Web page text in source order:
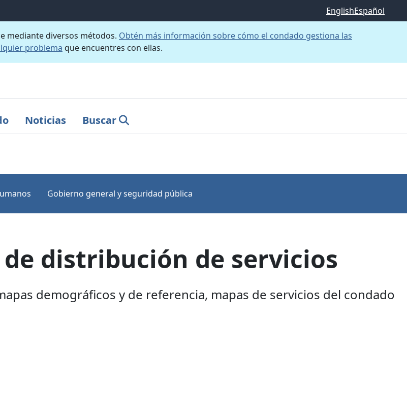
EnglishEspañol
mediante diversos métodos. Obtén más información sobre cómo el condado gestiona las
problema que encuentres con ellas.
Noticias Buscar
Gobierno general y seguridad pública
distribución de servicios
demográficos y de referencia, mapas de servicios del condado